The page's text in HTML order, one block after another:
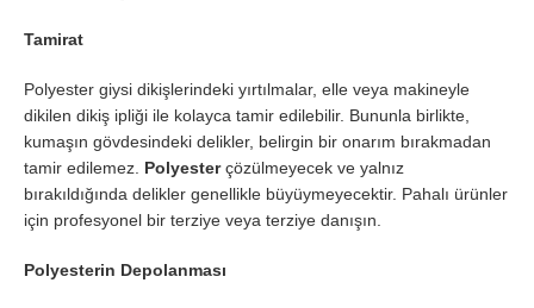
Tamirat
Polyester giysi dikişlerindeki yırtılmalar, elle veya makineyle
dikilen dikiş ipliği ile kolayca tamir edilebilir. Bununla birlikte,
kumaşın gövdesindeki delikler, belirgin bir onarım bırakmadan
tamir edilemez. Polyesterçözülmeyecek ve yalnız
bırakıldığında delikler genellikle büyüymeyecektir. Pahalı ürünler
için profesyonel bir terziye veya terziye danışın.
Polyesterin Depolanması